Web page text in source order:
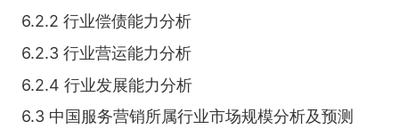
6.2.2 行业偿债能力分析
6.2.3 行业营运能力分析
6.2.4 行业发展能力分析
6.3 中国服务营销所属行业市场规模分析及预测